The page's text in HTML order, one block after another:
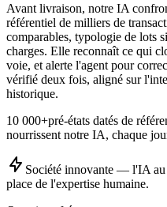
Avant livraison, notre IA
référentiel de milliers de
comparables, typologie de lots
charges. Elle reconnaît ce qui
voie, et alerte l'agent pour
vérifié deux fois, aligné sur
historique.
10 000+pré-états datés de
nourrissent notre IA, chaque
Société innovante — l'IA au
place de l'expertise humaine.